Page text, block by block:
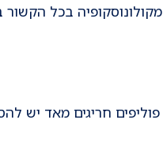
בכל הקשור
חריגים מאד יש